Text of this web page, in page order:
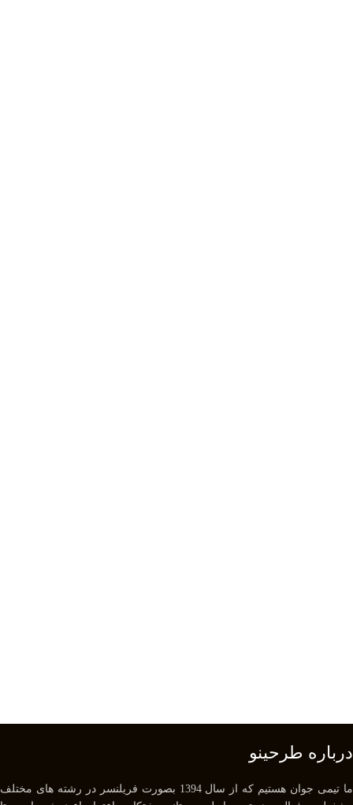
درباره طرحینو
ما تیمی جوان هستیم که از سال 1394 بصورت فریلنسر در رشته های مختلف